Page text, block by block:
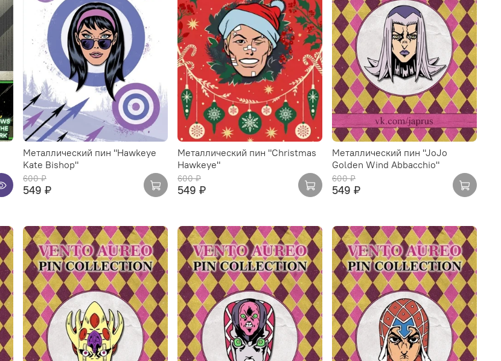
Металлический пин "Hawkeye
Kate Bishop"
600 ₽
549 ₽
Металлический пин "Christmas
Hawkeye"
600 ₽
549 ₽
Металлический пин "JoJo
Golden Wind Abbacchio"
600 ₽
549 ₽